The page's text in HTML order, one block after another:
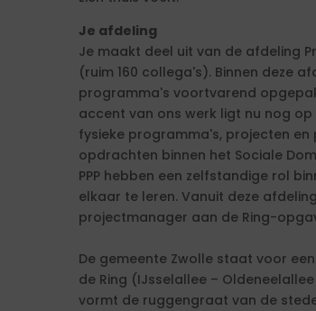
Je afdeling
Je maakt deel uit van de afdeling
(ruim 160 collega's). Binnen deze
programma's voortvarend
accent van ons werk ligt nu nog
fysieke programma's, projecten en
opdrachten binnen het Sociale
PPP hebben een zelfstandige rol
elkaar te leren. Vanuit deze
projectmanager aan de Ring-
De gemeente Zwolle staat voor
de Ring (IJsselallee –
vormt de ruggengraat van de